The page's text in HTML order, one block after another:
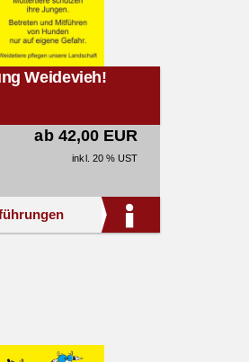
Weidevieh!
ab 42,00 EUR
inkl. 20 % UST